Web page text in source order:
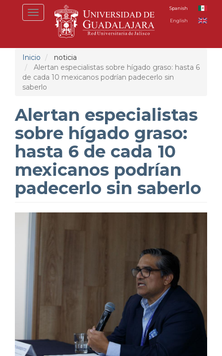
Toggle
navigation
Spanish
English
Inicio
noticia
Alertan especialistas sobre hígado graso: hasta 6
de cada 10 mexicanos podrían padecerlo sin
saberlo
Alertan especialistas
sobre hígado graso:
hasta 6 de cada 10
mexicanos podrían
padecerlo sin saberlo